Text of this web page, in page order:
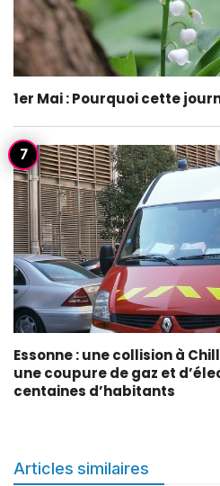
1er Mai : Pourquoi cette
Essonne : une collision à
une coupure de gaz et
centaines d’habitants
Articles similaires